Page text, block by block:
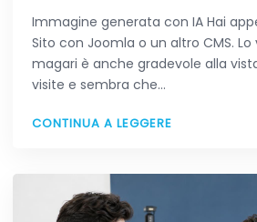
Immagine generata con IA Hai
Sito con Joomla o un altro CMS.
magari è anche gradevole alla
visite e sembra che…
CONTINUA A LEGGERE